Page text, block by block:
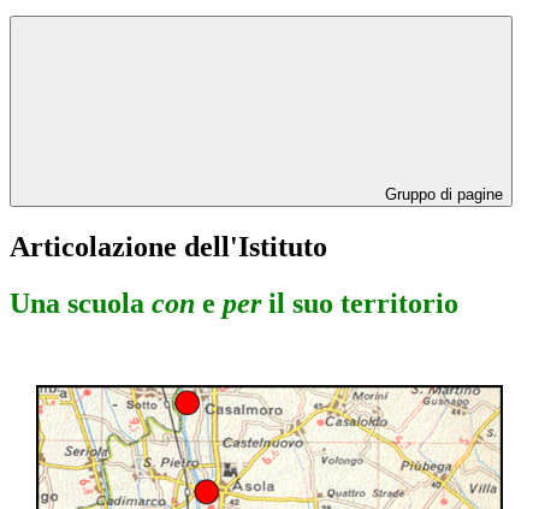
Gruppo di pagine
Articolazione dell'Istituto
Una scuola con e peril suo territorio